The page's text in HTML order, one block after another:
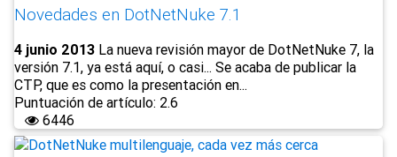
Novedades en DotNetNuke 7.1
4 junio 2013 La nueva revisión mayor de DotNetNuke 7, la
versión 7.1, ya está aquí, o casi... Se acaba de publicar la
CTP, que es como la presentación en...
Puntuación de artículo: 2.6
6446